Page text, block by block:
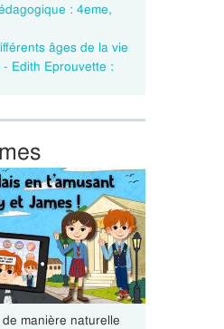
: 4eme,
âges de la vie
Edith Eprouvette :
manière naturelle